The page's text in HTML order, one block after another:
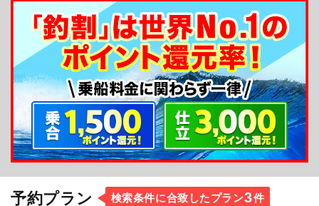
こんにちは。大原港・第三松栄丸の中井です。大
原の海の事は第三松栄丸にお任せ下さい。これまで
培ってきた長年の経験を活かし、皆様には気持ちよ
く沖釣りを楽しんでいただけるように精一杯頑張り
ます。初心者歓迎ですので、どなた様もお気軽にご
利用ください。
予約プラン 検索条件に合致したプラン3件